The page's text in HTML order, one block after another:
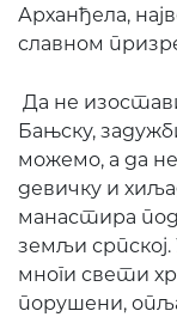
Арханђела,
славном
Да не
Бањску,
можемо, а да
девичку и
манастира
земљи
многи свети
порушени,